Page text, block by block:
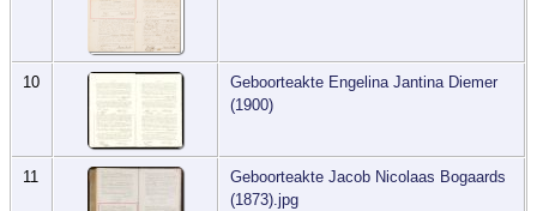
10
Geboorteakte Engelina Jantina Diemer
(1900)
11
Geboorteakte Jacob Nicolaas Bogaards
(1873).jpg